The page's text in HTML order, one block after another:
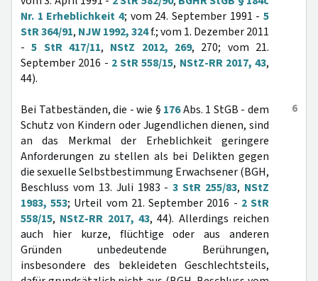
Nr. 1 Erheblichkeit 4; vom 24. September 1991 - 5
StR 364/91, NJW 1992, 324f.; vom 1. Dezember 2011
-5 StR 417/11, NStZ 2012, 269, 270; vom 21.
September 2016 - 2 StR 558/15, NStZ-RR 2017, 43,
44).
6
Bei Tatbeständen, die - wie § 176Abs. 1 StGB - dem
Schutz von Kindern oder Jugendlichen dienen, sind
an das Merkmal der Erheblichkeit geringere
Anforderungen zu stellen als bei Delikten gegen
die sexuelle Selbstbestimmung Erwachsener (BGH,
Beschluss vom 13. Juli 1983 -3 StR 255/83, NStZ
1983, 553; Urteil vom 21. September 2016 - 2 StR
558/15, NStZ-RR 2017, 43, 44). Allerdings reichen
auch hier kurze, flüchtige oder aus anderen
Gründen unbedeutende Berührungen,
insbesondere des bekleideten Geschlechtsteils,